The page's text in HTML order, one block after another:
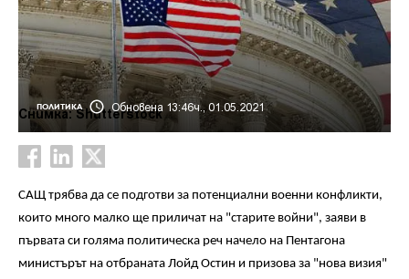
ПОЛИТИКА Обновена 13:46ч., 01.05.2021
Снимка: Shutterstock
САЩ трябва да се подготви за потенциални военни конфликти,
които много малко ще приличат на "старите войни", заяви в
първата си голяма политическа реч начело на Пентагона
министърът на отбраната Лойд Остин и призова за "нова визия"